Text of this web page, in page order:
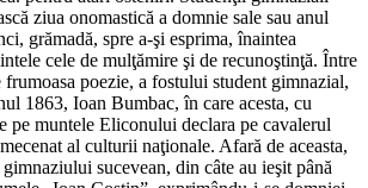
ziua onomastică a domnie sale sau anul
grămadă, spre a-şi esprima, înaintea
cele de mulţămire şi de recunoştinţă. Între
poezie, a fostului student gimnazial,
1863, Ioan Bumbac, în care acesta, cu
pe muntele Eliconului declara pe cavalerul
al culturii naţionale. Afară de aceasta,
sucevean, din câte au ieşit până